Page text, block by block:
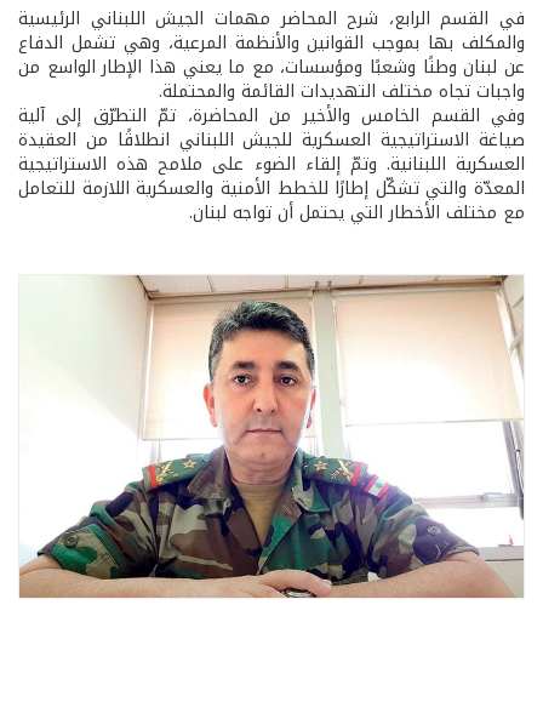
في القسم الرابع، شرح المحاضر مهمات الجيش اللبناني الرئيسية
والمكلف بها بموجب القوانين والأنظمة المرعية، وهي تشمل الدفاع
عن لبنان وطنًا وشعبًا ومؤسسات، مع ما يعني هذا الإطار الواسع من
واجبات تجاه مختلف التهديدات القائمة والمحتملة.
وفي القسم الخامس والأخير من المحاضرة، تمّ التطرّق إلى آلية
صياغة الاستراتيجية العسكرية للجيش اللبناني انطلاقًا من العقيدة
العسكرية اللبنانية. وتمّ إلقاء الضوء على ملامح هذه الاستراتيجية
المعدّة والتي تشكّل إطارًا للخطط الأمنية والعسكرية اللازمة للتعامل
مع مختلف الأخطار التي يحتمل أن تواجه لبنان.